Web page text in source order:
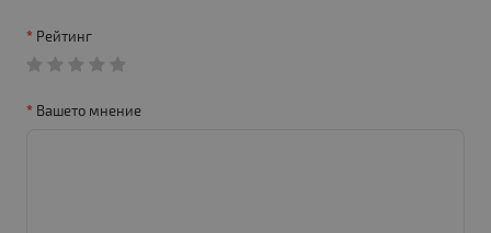
Рейтинг
Вашето мнение